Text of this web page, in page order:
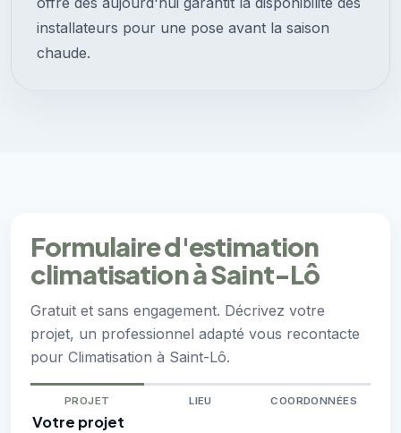
installateurs pour une pose avant la saison
chaude.
Formulaire d'estimation
climatisation à Saint-Lô
Gratuit et sans engagement. Décrivez votre
projet, un professionnel adapté vous recontacte
pour Climatisation à Saint-Lô.
PROJET LIEU COORDONNÉES
Votre projet